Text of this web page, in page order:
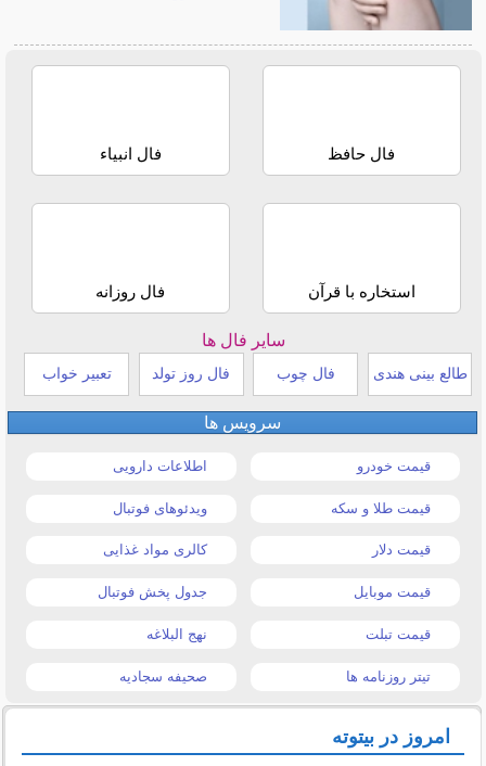
فال حافظ فال انبیاء
استخاره با قرآن فال روزانه
سایر فال ها
طالع بینی هندی فال چوب فال روز تولد تعبیر خواب
سرویس ها
قیمت خودرو اطلاعات دارویی
قیمت طلا و سکه ویدئوهای فوتبال
قیمت دلار کالری مواد غذایی
قیمت موبایل جدول پخش فوتبال
قیمت تبلت نهج البلاغه
تیتر روزنامه ها صحیفه سجادیه
امروز در بیتوته